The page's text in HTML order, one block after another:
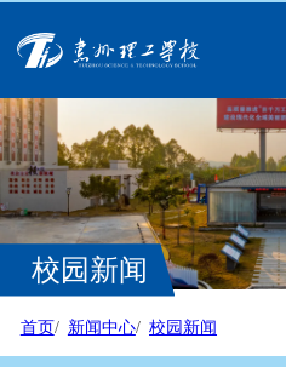
校园新闻
首页 新闻中心 校园新闻